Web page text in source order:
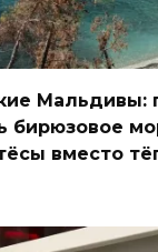
Мальдивы:
бирюзовое
вместо